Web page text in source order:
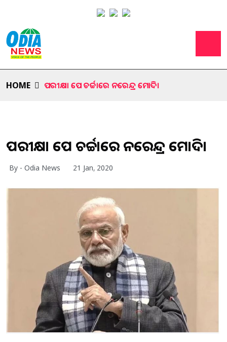
HOME ପରୀକ୍ଷା ପେ ଚର୍ଚ୍ଚାରେ ନରେନ୍ଦ୍ର ମୋଦି।
ପରୀକ୍ଷା ପେ ଚର୍ଚ୍ଚାରେ ନରେନ୍ଦ୍ର ମୋଦି।
By - Odia News 21 Jan, 2020